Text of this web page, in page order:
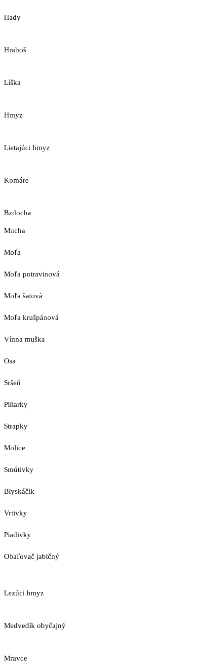
Hady
Hraboš
Líška
Hmyz
Lietajúci hmyz
Komáre
Bzdocha
Mucha
Moľa
Moľa potravinová
Moľa šatová
Moľa krušpánová
Vínna muška
Osa
Sršeň
Piliarky
Strapky
Molice
Smútivky
Blyskáčik
Vrtivky
Piadivky
Obaľovač jablčný
Lezúci hmyz
Medvedík obyčajný
Mravce